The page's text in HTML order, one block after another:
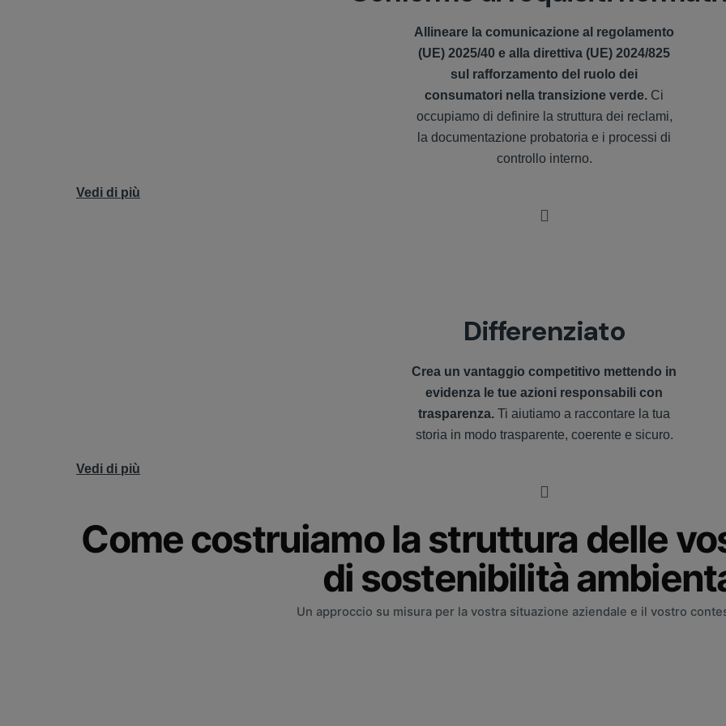
Allineare la comunicazione al regolamento
(UE) 2025/40 e alla direttiva (UE) 2024/825
sul rafforzamento del ruolo dei
consumatori nella transizione verde. Ci
occupiamo di definire la struttura dei reclami,
la documentazione probatoria e i processi di
controllo interno.
Vedi di più
Differenziato
Crea un vantaggio competitivo mettendo in
evidenza le tue azioni responsabili con
trasparenza.Ti aiutiamo a raccontare la tua
storia in modo trasparente, coerente e sicuro.
Vedi di più
Come costruiamo la struttura delle
di sostenibilità
Un approccio su misura per la vostra situazione aziendale e il vostro